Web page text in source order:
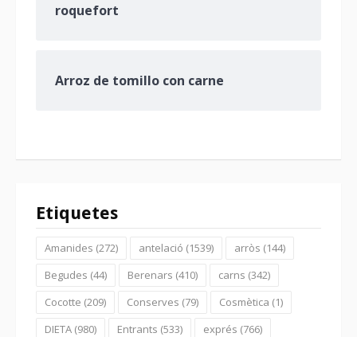
roquefort
Arroz de tomillo con carne
Etiquetes
Amanides (272) antelació (1539) arròs (144)
Begudes (44) Berenars (410) carns (342)
Cocotte (209) Conserves (79) Cosmètica (1)
DIETA (980) Entrants (533) exprés (766)